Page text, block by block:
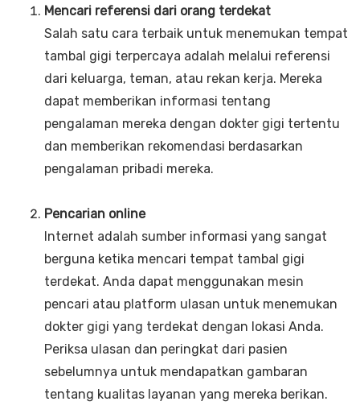
Mencari referensi dari orang terdekat
Salah satu cara terbaik untuk menemukan tempat
tambal gigi terpercaya adalah melalui referensi
dari keluarga, teman, atau rekan kerja. Mereka
dapat memberikan informasi tentang
pengalaman mereka dengan dokter gigi tertentu
dan memberikan rekomendasi berdasarkan
pengalaman pribadi mereka.
Pencarian online
Internet adalah sumber informasi yang sangat
berguna ketika mencari tempat tambal gigi
terdekat. Anda dapat menggunakan mesin
pencari atau platform ulasan untuk menemukan
dokter gigi yang terdekat dengan lokasi Anda.
Periksa ulasan dan peringkat dari pasien
sebelumnya untuk mendapatkan gambaran
tentang kualitas layanan yang mereka berikan.